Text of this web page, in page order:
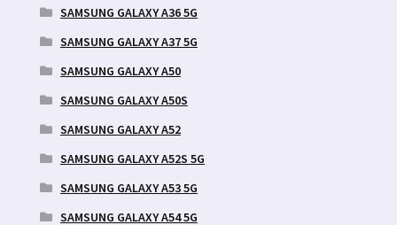
SAMSUNG GALAXY A36 5G
SAMSUNG GALAXY A37 5G
SAMSUNG GALAXY A50
SAMSUNG GALAXY A50S
SAMSUNG GALAXY A52
SAMSUNG GALAXY A52S 5G
SAMSUNG GALAXY A53 5G
SAMSUNG GALAXY A54 5G